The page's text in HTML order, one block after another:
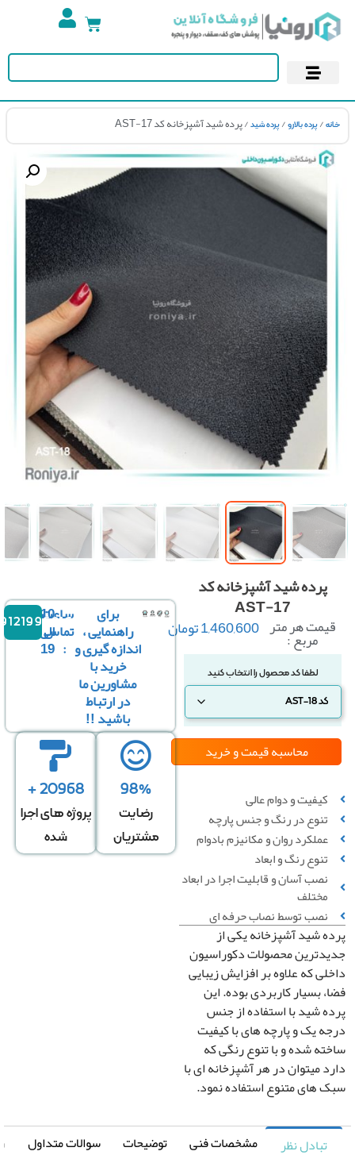
پرده بالارو/پرده شید/ پرده شید آشپزخانه کد AST-17
پرده شید آشپزخانه کد
AST-17
هر متر
مربع : 1,460,600تومان
کیفیت و دوام عالی
تنوع در رنگ و جنس پارچه
عملکرد روان و مکانیزم بادوام
تنوع رنگ و ابعاد
نصب آسان و قابلیت اجرا در ابعاد
مختلف
نصب توسط نصاب حرفه ای
محاسبه قیمتو خرید
نوع
* سقفی▼
*
راست▼
رنگ
قاب
سفید 0 تومان ▼
مساحت
0 متر مربع
قیمت کل
0تومان
شید آشپزخانه یکی از
محصولات دکوراسیون
که علاوه بر افزایش زیبایی
بسیار کاربردی بوده. این
شید با استفاده از جنس
یک و پارچه های با کیفیت
شده و با تنوع رنگی که
میتوان در هر آشپزخانه ای با
متنوع استفاده نمود.
برای
راهنمایی ،
اندازه گیری و
خرید با
مشاورین ما
در ارتباط
باشید !!
ساعت
تماس
:
10
الی
19
09121996816
98%
رضایت
مشتریان
20968 +
پروژه های اجرا
تبادل نظر مشخصات فنی توضیحات سوالات متداول